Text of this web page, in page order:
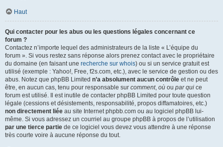
Haut
Qui contacter pour les abus ou les questions légales concernant ce
forum ?
Contactez n’importe lequel des administrateurs de la liste « L’équipe du
forum ». Si vous restez sans réponse alors prenez contact avec le propriétaire
du domaine (en faisant une recherche sur whois) ou si un service gratuit est
utilisé (exemple : Yahoo!, Free, f2s.com, etc.), avec le service de gestion ou des
abus. Notez que phpBB Limited n’a absolument aucun contrôle et ne peut
être, en aucun cas, tenu pour responsable sur comment, où ou par qui ce
forum est utilisé. Il est inutile de contacter phpBB Limited pour toute question
légale (cessions et désistements, responsabilité, propos diffamatoires, etc.)
non directement liée au site Internet phpbb.com ou au logiciel phpBB lui-
même. Si vous adressez un courriel au groupe phpBB à propos de l’utilisation
par une tierce partie de ce logiciel vous devez vous attendre à une réponse
très courte voire à aucune réponse du tout.